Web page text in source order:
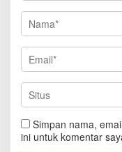
Simpan nama,
ini untuk komentar